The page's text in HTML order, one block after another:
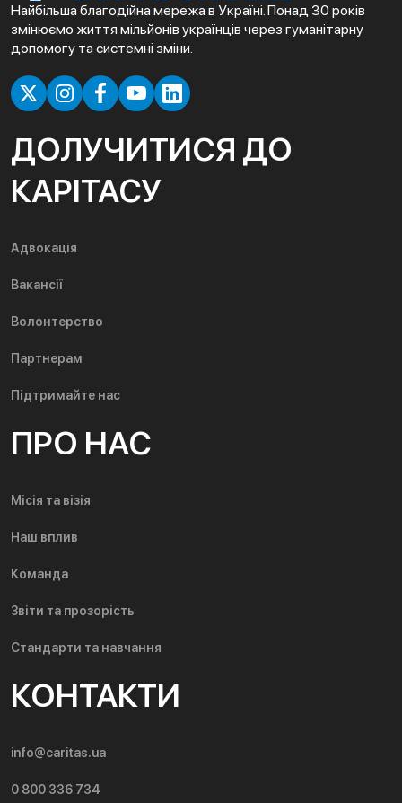
Найбільша благодійна мережа в Україні. Понад 30 років
змінюємо життя мільйонів українців через гуманітарну
допомогу та системні зміни.
ДОЛУЧИТИСЯ ДО
КАРІТАСУ
Адвокація
Вакансії
Волонтерство
Партнерам
Підтримайте нас
ПРО НАС
Місія та візія
Наш вплив
Команда
Звіти та прозорість
Стандарти та навчання
КОНТАКТИ
info@caritas.ua
0 800 336 734